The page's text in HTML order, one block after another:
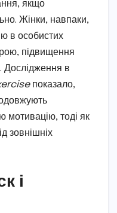
якщо
Жінки, навпаки,
в особистих
підвищення
Дослідження в
показало,
мотивацію, тоді як
зовнішніх
і